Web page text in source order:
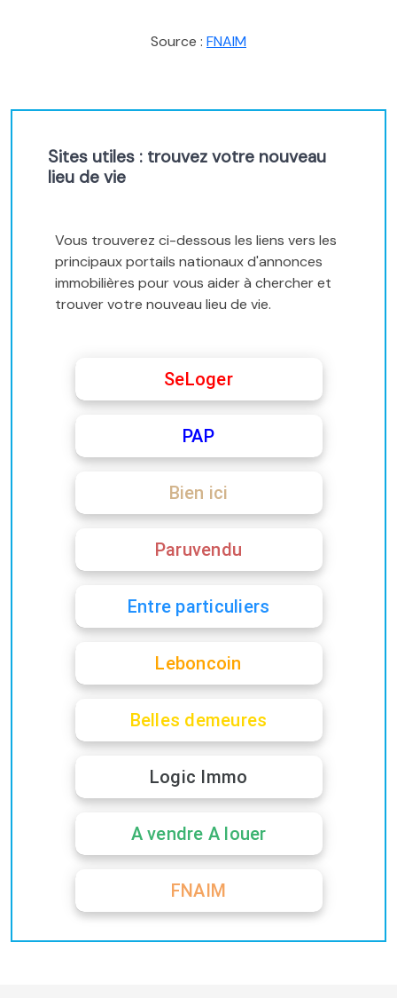
Source : FNAIM
Sites utiles : trouvez votre nouveau
lieu de vie
Vous trouverez ci-dessous les liens vers les
principaux portails nationaux d'annonces
immobilières pour vous aider à chercher et
trouver votre nouveau lieu de vie.
SeLoger
PAP
Bien ici
Paruvendu
Entre particuliers
Leboncoin
Belles demeures
Logic Immo
A vendre A louer
FNAIM